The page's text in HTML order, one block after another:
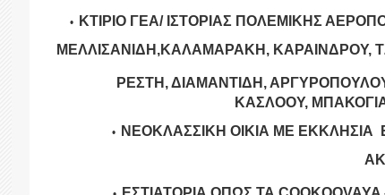
ΚΤΙΡΙΟ ΓΕΑ/ ΙΣΤΟΡΙΑΣ ΠΟΛΕΜΙΚΗΣ
ΜΕΛΛΙΣΑΝΙΔΗ,ΚΑΛΑΜΑΡΑΚΗ, ΚΑΡΑΙΝΔΡΟΥ,
ΡΕΣΤΗ, ΔΙΑΜΑΝΤΙΔΗ, ΑΡΓΥΡΟΠΟΥΛΟΥ
ΚΑΣΛΟΟΥ,
ΝΕΟΚΛΑΣΣΙΚΗ ΟΙΚΙΑ ΜΕ ΕΚΚΛΗΣΙΑ